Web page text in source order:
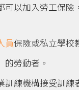
以加入勞工保
員保險或私立學校
的勞動者。
訓練機構接受訓練